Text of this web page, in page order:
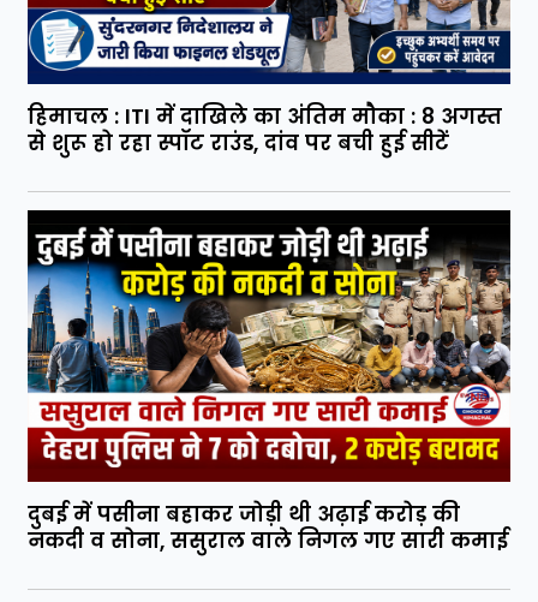
हिमाचल : ITI में दाखिले का अंतिम मौका : 8 अगस्त
से शुरू हो रहा स्पॉट राउंड, दांव पर बची हुई सीटें
दुबई में पसीना बहाकर जोड़ी थी अढ़ाई करोड़ की
नकदी व सोना, ससुराल वाले निगल गए सारी कमाई